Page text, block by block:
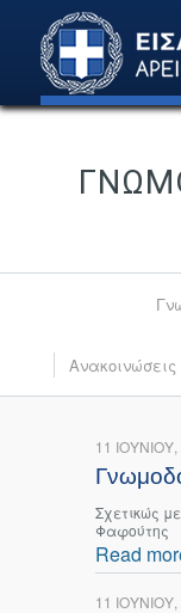
11 ΙΟΥΝΊΟΥ,
Σχετικώς
Φαφούτης
Read
11 ΙΟΥΝΊΟΥ,